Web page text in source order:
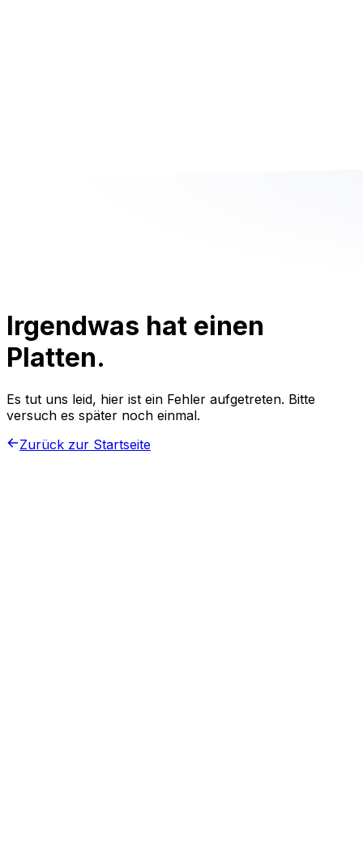
Irgendwas hat einen
Platten.
Es tut uns leid, hier ist ein Fehler aufgetreten. Bitte
versuch es später noch einmal.
Zurück zur Startseite